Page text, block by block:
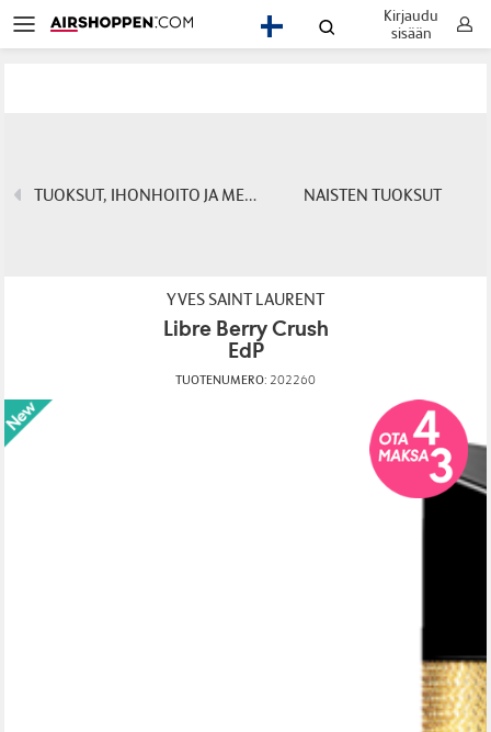
Kirjaudu
sisään
TUOKSUT, IHONHOITO JA MEIKIT NAISTEN TUOKSUT
YVES SAINT LAURENT
Libre Berry Crush
EdP
TUOTENUMERO: 202260